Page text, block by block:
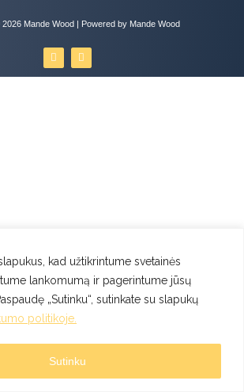
kad užtikrintume svetainės
lankomumą ir pagerintume jūsų
„Sutinku“, sutinkate su slapukų
politikoje.
Sutinku
Mande Wood | Powered by Mande Wood
F
a
c
I
n
s